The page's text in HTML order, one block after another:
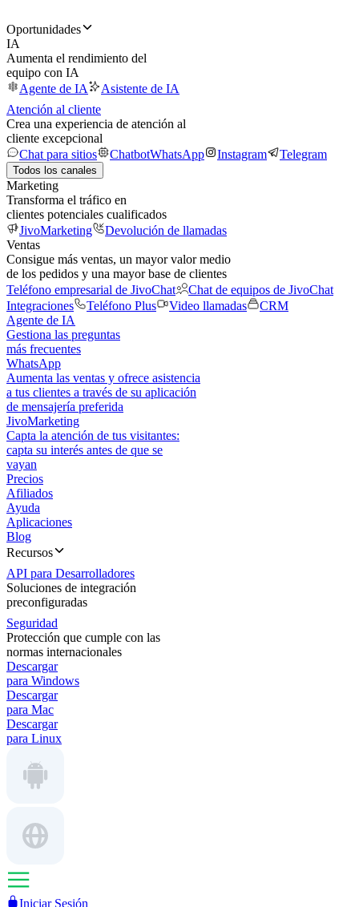
Oportunidades
IA
Aumenta el rendimiento del
equipo con IA
Agente de IA
Asistente de IA
Atención al cliente
Crea una experiencia de atención al
cliente excepcional
Chat para sitios
ChatbotWhatsApp Instagram Telegram
Todos los canales
Marketing
Transforma el tráfico en
clientes potenciales cualificados
JivoMarketing
Devolución de llamadas
Ventas
Consigue más ventas, un mayor valor medio
de los pedidos y una mayor base de clientes
Teléfono empresarial de JivoChat
Chat de equipos de JivoChat
Integraciones
Teléfono Plus Video llamadas
CRM
Agente de IA
Gestiona las preguntas
más frecuentes
WhatsApp
Aumenta las ventas y ofrece asistencia
a tus clientes a través de su aplicación
de mensajería preferida
JivoMarketing
Capta la atención de tus visitantes:
capta su interés antes de que se
vayan
Precios
Afiliados
Ayuda
Aplicaciones
Blog
Recursos
API para Desarrolladores
Soluciones de integración
preconfiguradas
Seguridad
Protección que cumple con las
normas internacionales
Descargar
para Windows
Descargar
para Mac
Descargar
para Linux
Iniciar Sesión